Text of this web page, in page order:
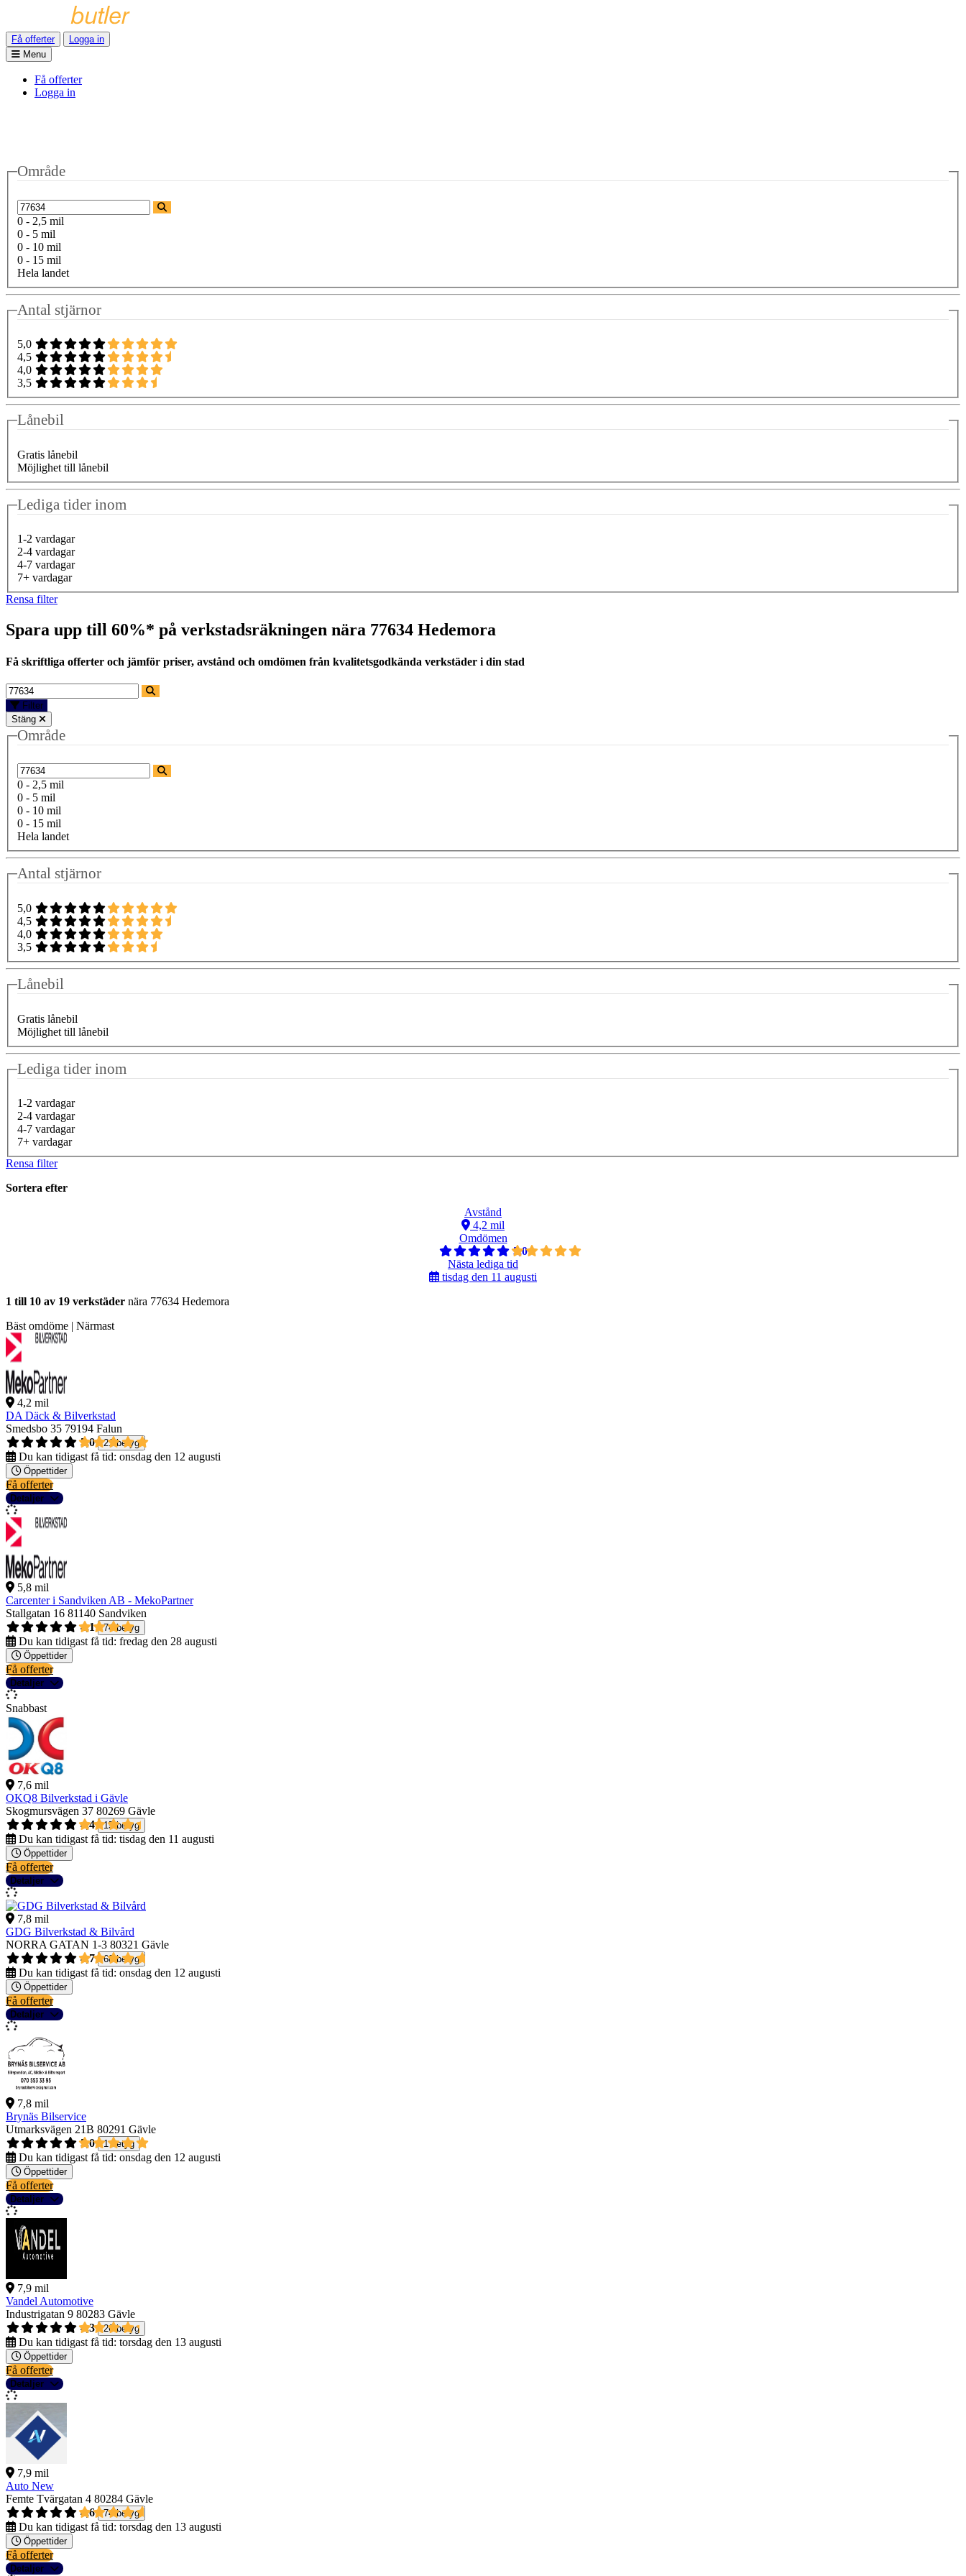
Få offerter
Logga in
Menu
Få offerter
Logga in
Område
0 - 2,5 mil
0 - 5 mil
0 - 10 mil
0 - 15 mil
Hela landet
Antal stjärnor
5,0
4,5
4,0
3,5
Lånebil
Gratis lånebil
Möjlighet till lånebil
Lediga tider inom
1-2 vardagar
2-4 vardagar
4-7 vardagar
7+ vardagar
Rensa filter
Spara upp till 60%* på verkstadsräkningen nära 77634 Hedemora
Få skriftliga offerter och jämför priser, avstånd och omdömen från kvalitetsgodkända verkstäder i din stad
Filter
Stäng
Område
0 - 2,5 mil
0 - 5 mil
0 - 10 mil
0 - 15 mil
Hela landet
Antal stjärnor
5,0
4,5
4,0
3,5
Lånebil
Gratis lånebil
Möjlighet till lånebil
Lediga tider inom
1-2 vardagar
2-4 vardagar
4-7 vardagar
7+ vardagar
Rensa filter
Sortera efter
Avstånd
4,2 mil
Omdömen
5,0
Nästa lediga tid
tisdag den 11 augusti
1 till 10 av 19 verkstäder nära 77634 Hedemora
Bäst omdöme | Närmast
4,2 mil
DA Däck & Bilverkstad
Smedsbo 35 79194 Falun
5,0
21 betyg
Du kan tidigast få tid: onsdag den 12 augusti
Öppettider
Få offerter
Detaljer
5,8 mil
Carcenter i Sandviken AB - MekoPartner
Stallgatan 16 81140 Sandviken
4,1
74 betyg
Du kan tidigast få tid: fredag den 28 augusti
Öppettider
Få offerter
Detaljer
Snabbast
7,6 mil
OKQ8 Bilverkstad i Gävle
Skogmursvägen 37 80269 Gävle
4,4
15 betyg
Du kan tidigast få tid: tisdag den 11 augusti
Öppettider
Få offerter
Detaljer
7,8 mil
GDG Bilverkstad & Bilvård
NORRA GATAN 1-3 80321 Gävle
4,7
68 betyg
Du kan tidigast få tid: onsdag den 12 augusti
Öppettider
Få offerter
Detaljer
7,8 mil
Brynäs Bilservice
Utmarksvägen 21B 80291 Gävle
5,0
1 betyg
Du kan tidigast få tid: onsdag den 12 augusti
Öppettider
Få offerter
Detaljer
7,9 mil
Vandel Automotive
Industrigatan 9 80283 Gävle
4,3
26 betyg
Du kan tidigast få tid: torsdag den 13 augusti
Öppettider
Få offerter
Detaljer
7,9 mil
Auto New
Femte Tvärgatan 4 80284 Gävle
4,6
74 betyg
Du kan tidigast få tid: torsdag den 13 augusti
Öppettider
Få offerter
Detaljer